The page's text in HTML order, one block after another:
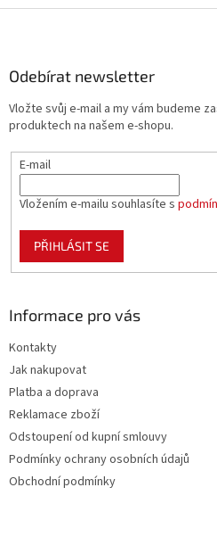
Odebírat newsletter
Vložte svůj e-mail a my vám budeme
produktech na našem e-shopu.
E-mail
Vložením e-mailu souhlasíte s
PŘIHLÁSIT SE
Informace pro vás
Kontakty
Jak nakupovat
Platba a doprava
Reklamace zboží
Odstoupení od kupní smlouvy
Podmínky ochrany osobních údajů
Obchodní podmínky